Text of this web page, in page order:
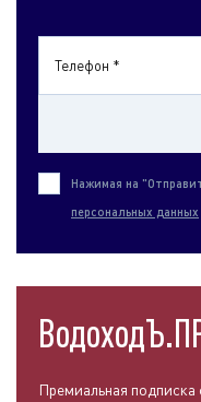
Телефон *
Нажимая на
персональных данных
Премиальная